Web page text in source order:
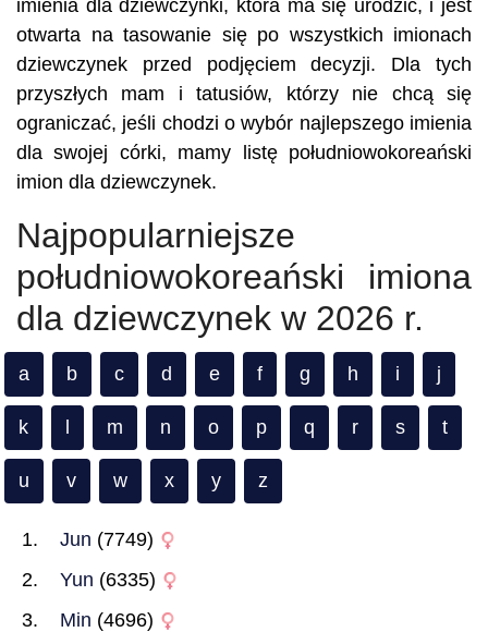
imienia dla dziewczynki, która ma się urodzić, i jest
otwarta na tasowanie się po wszystkich imionach
dziewczynek przed podjęciem decyzji. Dla tych
przyszłych mam i tatusiów, którzy nie chcą się
ograniczać, jeśli chodzi o wybór najlepszego imienia
dla swojej córki, mamy listę południowokoreański
imion dla dziewczynek.
Najpopularniejsze
południowokoreański imiona
dla dziewczynek w 2026 r.
a b c d e f g h i j
k m n o p q r s t
u v w x y z
Jun (7749)
Yun (6335)
Min (4696)